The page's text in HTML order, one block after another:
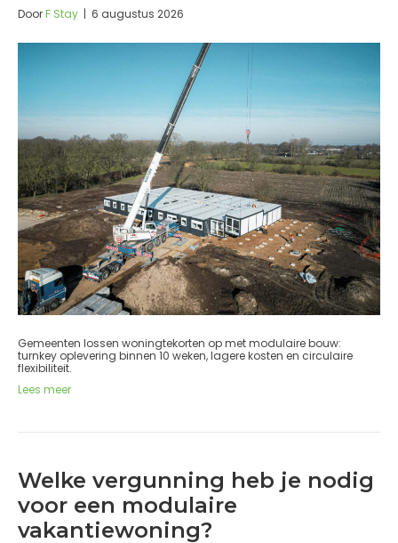
DoorF Stay | 6 augustus 2026
Gemeenten lossen woningtekorten op met modulaire bouw:
turnkey oplevering binnen 10 weken, lagere kosten en circulaire
flexibiliteit.
Lees meer
Welke vergunning heb je nodig
voor een modulaire
vakantiewoning?